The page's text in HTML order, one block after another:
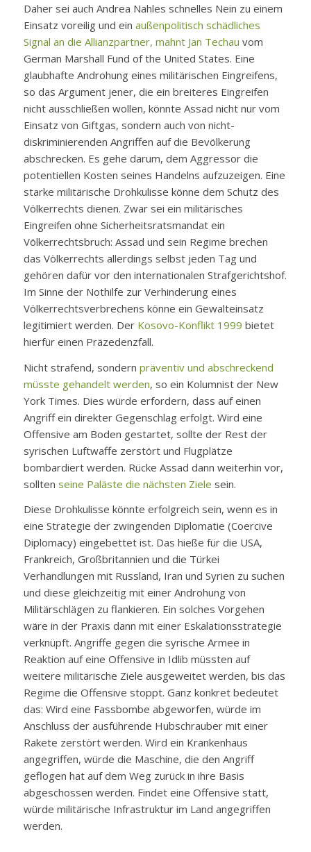
Daher sei auch Andrea Nahles schnelles Nein zu einem
Einsatz voreilig und ein außenpolitisch schädliches
Signal an die Allianzpartner, mahnt Jan Techau vom
German Marshall Fund of the United States. Eine
glaubhafte Androhung eines militärischen Eingreifens,
so das Argument jener, die ein breiteres Eingreifen
nicht ausschließen wollen, könnte Assad nicht nur vom
Einsatz von Giftgas, sondern auch von nicht-
diskriminierenden Angriffen auf die Bevölkerung
abschrecken. Es gehe darum, dem Aggressor die
potentiellen Kosten seines Handelns aufzuzeigen. Eine
starke militärische Drohkulisse könne dem Schutz des
Völkerrechts dienen. Zwar sei ein militärisches
Eingreifen ohne Sicherheitsratsmandat ein
Völkerrechtsbruch: Assad und sein Regime brechen
das Völkerrechts allerdings selbst jeden Tag und
gehören dafür vor den internationalen Strafgerichtshof.
Im Sinne der Nothilfe zur Verhinderung eines
Völkerrechtsverbrechens könne ein Gewalteinsatz
legitimiert werden. Der Kosovo-Konflikt 1999 bietet
hierfür einen Präzedenzfall.
Nicht strafend, sondern präventiv und abschreckend
müsste gehandelt werden, so ein Kolumnist der New
York Times. Dies würde erfordern, dass auf einen
Angriff ein direkter Gegenschlag erfolgt. Wird eine
Offensive am Boden gestartet, sollte der Rest der
syrischen Luftwaffe zerstört und Flugplätze
bombardiert werden. Rücke Assad dann weiterhin vor,
sollten seine Paläste die nächsten Ziele sein.
Diese Drohkulisse könnte erfolgreich sein, wenn es in
eine Strategie der zwingenden Diplomatie (Coercive
Diplomacy) eingebettet ist. Das hieße für die USA,
Frankreich, Großbritannien und die Türkei
Verhandlungen mit Russland, Iran und Syrien zu suchen
und diese gleichzeitig mit einer Androhung von
Militärschlägen zu flankieren. Ein solches Vorgehen
wäre in der Praxis dann mit einer Eskalationsstrategie
verknüpft. Angriffe gegen die syrische Armee in
Reaktion auf eine Offensive in Idlib müssten auf
weitere militärische Ziele ausgeweitet werden, bis das
Regime die Offensive stoppt. Ganz konkret bedeutet
das: Wird eine Fassbombe abgeworfen, würde im
Anschluss der ausführende Hubschrauber mit einer
Rakete zerstört werden. Wird ein Krankenhaus
angegriffen, würde die Maschine, die den Angriff
geflogen hat auf dem Weg zurück in ihre Basis
abgeschossen werden. Findet eine Offensive statt,
würde militärische Infrastruktur im Land angegriffen
werden.